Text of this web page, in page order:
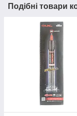
Подібні товари